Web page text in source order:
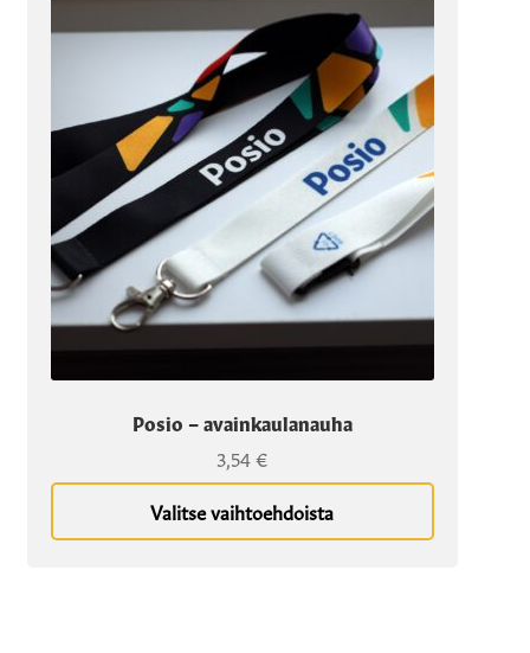
Posio – avainkaulanauha
3,54€
Valitse vaihtoehdoista
tuotteella
muunnelma.
valinnat
tuotteen
sivulla.